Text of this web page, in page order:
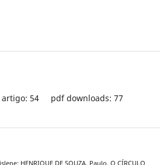
artigo: 54 pdf downloads: 77
HENRIQUE DE SOUZA, Paulo. O CÍRCULO